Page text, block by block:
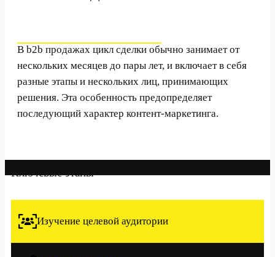
В b2b продажах цикл сделки обычно занимает от
нескольких месяцев до пары лет, и включает в себя
разные этапы и нескольких лиц, принимающих
решения. Эта особенность предопределяет
последующий характер контент-маркетинга.
Ключевые этапы
Изучение целевой аудитории